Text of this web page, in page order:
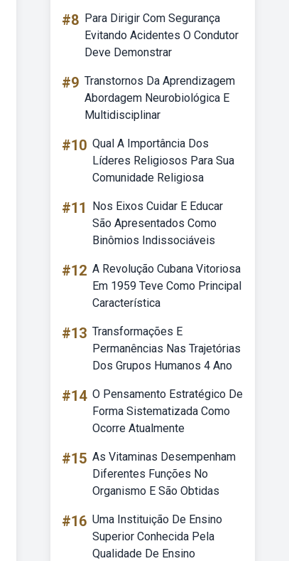
#8 Para Dirigir Com Segurança
Evitando Acidentes O Condutor
Deve Demonstrar
#9 Transtornos Da Aprendizagem
Abordagem Neurobiológica E
Multidisciplinar
#10 Qual A Importância Dos
Líderes Religiosos Para Sua
Comunidade Religiosa
#11
Nos Eixos Cuidar E Educar
São Apresentados Como
Binômios Indissociáveis
#12 A Revolução Cubana Vitoriosa
Em 1959 Teve Como Principal
Característica
#13 Transformações E
Permanências Nas Trajetórias
Dos Grupos Humanos 4 Ano
#14 O Pensamento Estratégico De
Forma Sistematizada Como
Ocorre Atualmente
#15 As Vitaminas Desempenham
Diferentes Funções No
Organismo E São Obtidas
#16 Uma Instituição De Ensino
Superior Conhecida Pela
Qualidade De Ensino